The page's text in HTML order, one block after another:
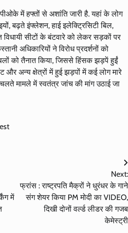
में हफ्तों से अशांति जारी है. यहां के लोग
बढ़ते इंफ्लेशन, हाई इलेक्ट्रिसिटी बिल,
सीटों के बंटवारे को लेकर सड़कों पर
अधिकारियों ने विरोध प्रदर्शनों को
को तैनात किया, जिससे हिंसक झड़पें हुईं
और अन्य क्षेत्रों में हुई झड़पों में कई लोग मारे
मामले में स्वतंत्र जांच की मांग उठाई जा
में
Next:
फ्रांस : राष्ट्रपति मैक्रों ने धुरंधर के गाने
संग शेयर किया PM मोदी का VIDEO,
दिखी दोनों वर्ल्ड लीडर की गजब
केमेस्ट्री